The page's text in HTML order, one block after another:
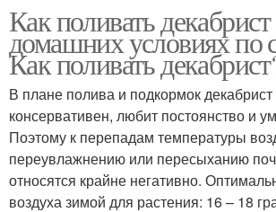
Как поливать
домашних условиях по
Как поливать
В плане полива и подкормок
консервативен, любит постоянство и
Поэтому к перепадам температуры
переувлажнению или пересыханию
относятся крайне негативно.
воздуха зимой для растения: 16 – 18